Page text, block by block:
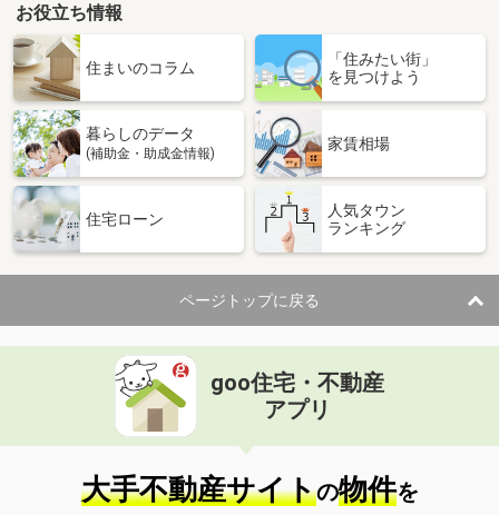
お役立ち情報
住まいのコラム
「住みたい街」
を見つけよう
暮らしのデータ
(補助金・助成金情報)
家賃相場
住宅ローン
人気タウン
ランキング
ページトップに戻る
goo住宅・不動産
アプリ
大手不動産サイトの物件を